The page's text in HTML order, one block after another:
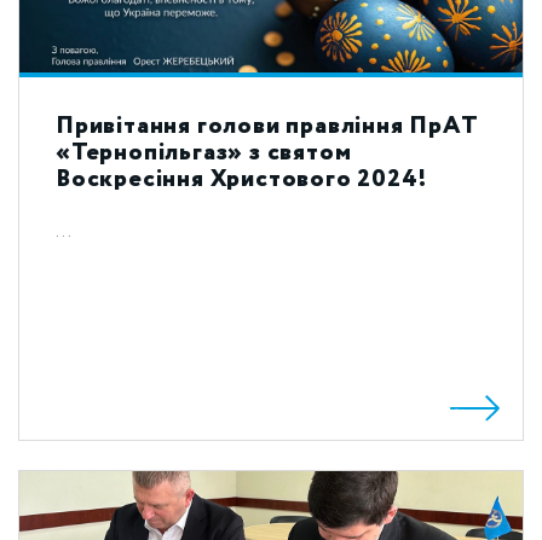
Привітання голови правління ПрАТ
«Тернопільгаз» з святом
Воскресіння Христового 2024!
...